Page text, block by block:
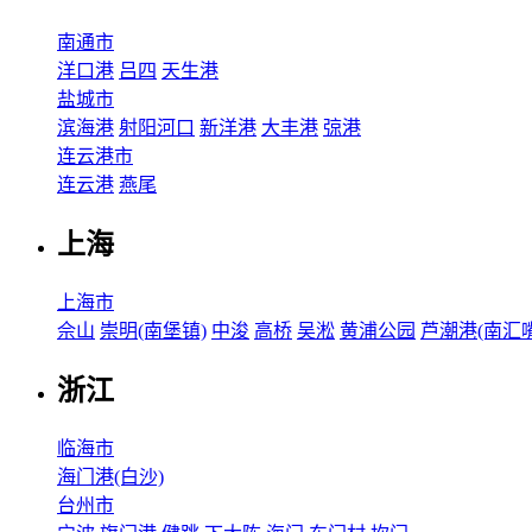
南通市
洋口港 吕四 天生港
盐城市
滨海港 射阳河口 新洋港 大丰港 弶港
连云港市
连云港 燕尾
上海
上海市
佘山 崇明(南堡镇) 中浚 高桥 吴淞 黄浦公园 芦潮港(南汇
浙江
临海市
海门港(白沙)
台州市